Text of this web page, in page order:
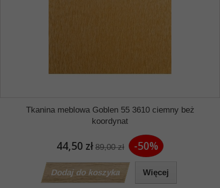
Tkanina meblowa Goblen 55 3610 ciemny beż
koordynat
44,50 zł 89,00 zł -50%
Dodaj do koszyka Więcej